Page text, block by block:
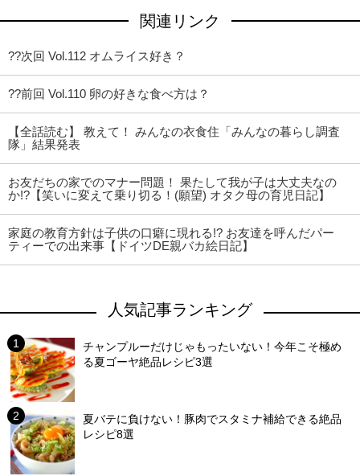
関連リンク
??次回 Vol.112 オムライス好き？
??前回 Vol.110 卵の好きな食べ方は？
【全話読む】 教えて！ みんなの衣食住「みんなの暮らし調査
隊」結果発表
お友だちの家でのマナー問題！ 果たして我が子は大丈夫なの
か!?【笑いに変えて乗り切る！(願望) オタク母の育児日記】
家庭の教育方針は子供の口癖に現れる!? お友達を呼んだパー
ティーでの出来事【ドイツDE親バカ絵日記】
人気記事ランキング
チャンプルーだけじゃもったいない！今年こそ極め
る夏ゴーヤ絶品レシピ3選
夏バテに負けない！豚肉でスタミナ補給できる絶品
レシピ8選